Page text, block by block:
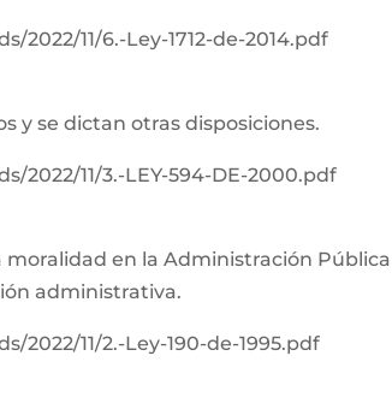
11/6.-Ley-1712-de-2014.pdf
y se dictan otras disposiciones.
11/3.-LEY-594-DE-2000.pdf
en la Administración
administrativa.
11/2.-Ley-190-de-1995.pdf